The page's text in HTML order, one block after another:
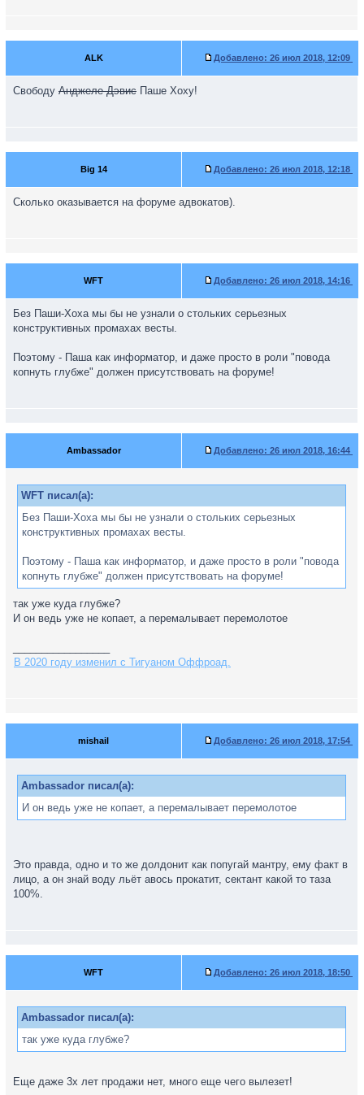
ALK Добавлено: 26 июл 2018, 12:09
Свободу Анджеле Дэвис Паше Хоху!
Big 14 Добавлено: 26 июл 2018, 12:18
Сколько оказывается на форуме адвокатов).
WFT Добавлено: 26 июл 2018, 14:16
Без Паши-Хоха мы бы не узнали о стольких серьезных
конструктивных промахах весты.
Поэтому - Паша как информатор, и даже просто в роли "повода
копнуть глубже" должен присутствовать на форуме!
Ambassador Добавлено: 26 июл 2018, 16:44
WFT писал(а):
Без Паши-Хоха мы бы не узнали о стольких серьезных
конструктивных промахах весты.
Поэтому - Паша как информатор, и даже просто в роли "повода
копнуть глубже" должен присутствовать на форуме!
так уже куда глубже?
И он ведь уже не копает, а перемалывает перемолотое
В 2020 году изменил с Тигуаном Оффроад.
mishail Добавлено: 26 июл 2018, 17:54
Ambassador писал(а):
И он ведь уже не копает, а перемалывает перемолотое
Это правда, одно и то же долдонит как попугай мантру, ему факт в
лицо, а он знай воду льёт авось прокатит, сектант какой то таза
100%.
WFT Добавлено: 26 июл 2018, 18:50
Ambassador писал(а):
так уже куда глубже?
Еще даже 3х лет продажи нет, много еще чего вылезет!